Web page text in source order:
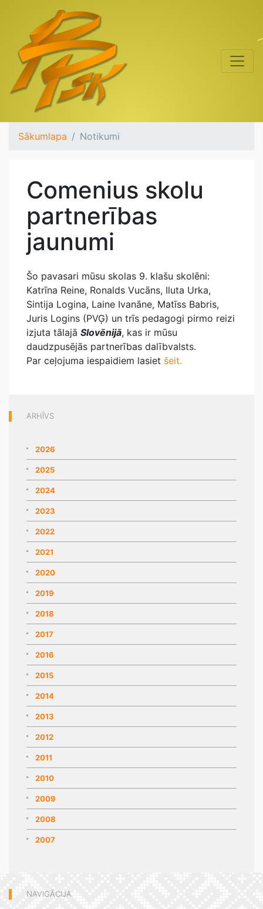
Sākumlapa Notikumi
Comenius skolu
partnerības
jaunumi
Šo pavasari mūsu skolas 9. klašu skolēni:
Katrīna Reine, Ronalds Vucāns, Iluta Urka,
Sintija Logina, Laine Ivanāne, Matīss Babris,
Juris Logins (PVĢ) un trīs pedagogi pirmo reizi
izjuta tālajā Slovēnijā, kas ir mūsu
daudzpusējās partnerības dalībvalsts.
Par ceļojuma iespaidiem lasiet šeit.
ARHĪVS
2026
2025
2024
2023
2022
2021
2020
2019
2018
2017
2016
2015
2014
2013
2012
2011
2010
2009
2008
2007
NAVIGĀCIJA